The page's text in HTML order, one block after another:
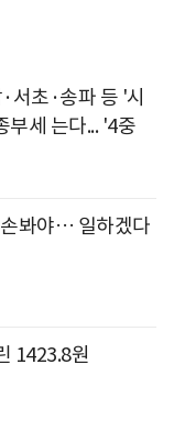
서초·송파 등 '시
부세 는다... '4중
봐야… 일하겠다
1423.8원